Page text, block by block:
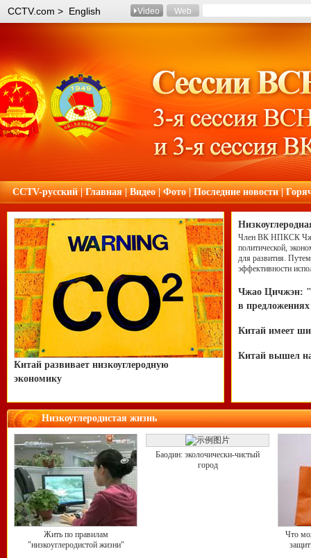
CCTV.com > English Video Web
CCTV-русский|Главная|Видео|Фото|Последние новости|
Китай развивает низкоуглеродную
экономику
Член ВК НПКСК
политической,
для развития.
эффективности
Чжао Цичжэн:
в
Китай имеет
Китай вышел на
Низкоуглеродистая жизнь
Жить по правилам
"низкоуглеродистой жизни"
Баодин: эколочически-чистый
город
Что